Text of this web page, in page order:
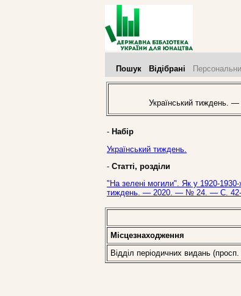
Пошук Відібрані
Український тиждень.
- Набір
Український тиждень.
- Статті, розділи
"На зелені могили". Як у 1920-1930-
тиждень. — 2020. — № 24. — С.
Місцезнаходження
Відділ періодичних видань